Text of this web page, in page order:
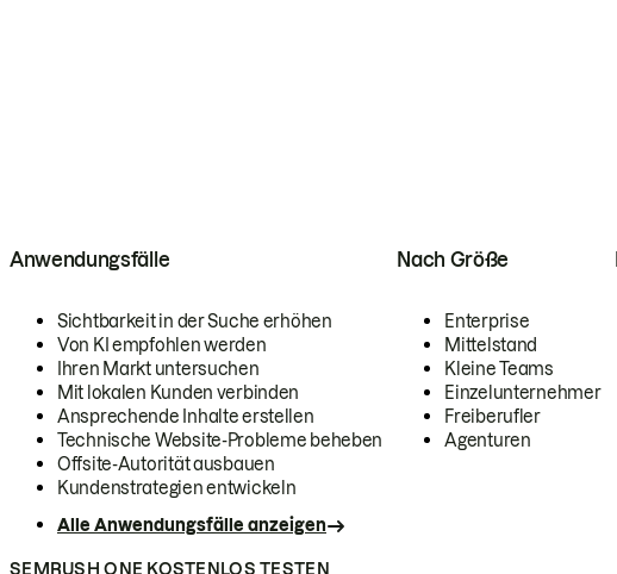
Anwendungsfälle
Sichtbarkeit in der Suche erhöhen
Von KI empfohlen werden
Ihren Markt untersuchen
Mit lokalen Kunden verbinden
Ansprechende Inhalte erstellen
Technische Website-Probleme beheben
Offsite-Autorität ausbauen
Kundenstrategien entwickeln
Alle Anwendungsfälle anzeigen
Nach Größe
Enterprise
Mittelstand
Kleine Teams
Einzelunternehmer
Freiberufler
Agenturen
SEMRUSH ONE KOSTENLOS TESTEN